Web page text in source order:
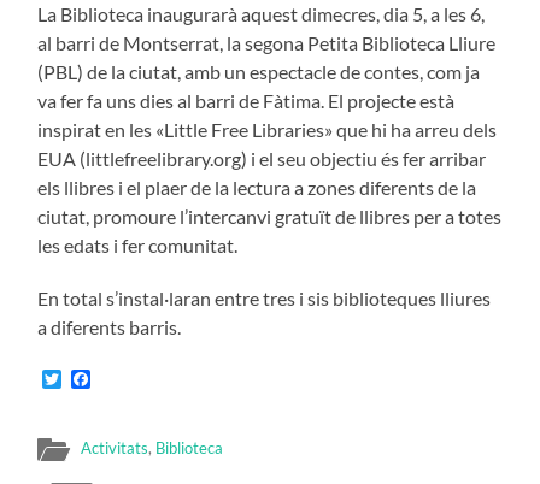
La Biblioteca inaugurarà aquest dimecres, dia 5, a les 6,
al barri de Montserrat, la segona Petita Biblioteca Lliure
(PBL) de la ciutat, amb un espectacle de contes, com ja
va fer fa uns dies al barri de Fàtima. El projecte està
inspirat en les «Little Free Libraries» que hi ha arreu dels
EUA (littlefreelibrary.org) i el seu objectiu és fer arribar
els llibres i el plaer de la lectura a zones diferents de la
ciutat, promoure l’intercanvi gratuït de llibres per a totes
les edats i fer comunitat.
En total s’instal·laran entre tres i sis biblioteques lliures
a diferents barris.
Twitter
Activitats, Biblioteca